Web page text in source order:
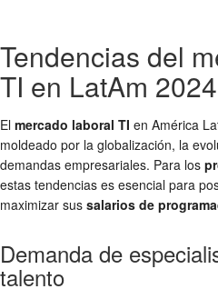
Tendencias del
TI en LatAm 2024
El mercado laboral TI en América
moldeado por la globalización, la
demandas empresariales. Para los
estas tendencias es esencial para
maximizar sus salarios de
Demanda de
talento